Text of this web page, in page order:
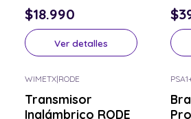
$18.990
Ver detalles
WIMETX|RODE
Transmisor
Inalámbrico RODE